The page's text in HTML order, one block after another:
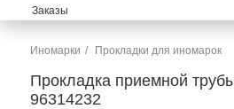
Иномарки Прокладки для иномарок
Прокладка приемной
96314232